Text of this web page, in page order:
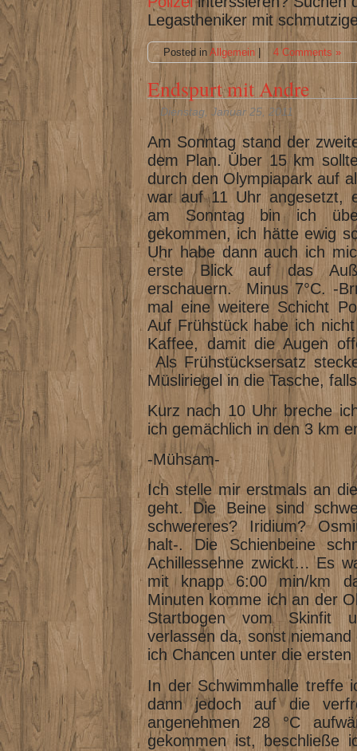
Legastheniker mit
Posted in Allgemein 4 Comments »
Endspurt mit Andre
Dienstag, Januar 25, 2011
Am Sonntag stand der
dem Plan. Über 15 km
durch den Olympiapark auf
war auf 11 Uhr angesetzt,
am Sonntag bin ich
gekommen, ich hätte ewig
Uhr habe dann auch ich
erste Blick auf das
erschauern. Minus 7°C. -
mal eine weitere Schicht
Auf Frühstück habe ich
Kaffee, damit die Augen
Als Frühstücksersatz
Müsliriegel in die Tasche,
Kurz nach 10 Uhr breche
ich gemächlich in den 3 km
-Mühsam-
Ich stelle mir erstmals an
geht. Die Beine sind
schwereres? Iridium?
halt-. Die Schienbeine
Achillessehne zwickt… Es
mit knapp 6:00 min/km
Minuten komme ich an der
Startbogen vom Skinfit
verlassen da, sonst
ich Chancen unter die
In der Schwimmhalle treffe
dann jedoch auf die
angenehmen 28 °C
gekommen ist, beschließe